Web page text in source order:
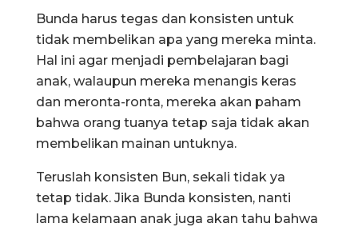
Bunda harus tegas dan konsisten untuk
tidak membelikan apa yang mereka minta.
Hal ini agar menjadi pembelajaran bagi
anak, walaupun mereka menangis keras
dan meronta-ronta, mereka akan paham
bahwa orang tuanya tetap saja tidak akan
membelikan mainan untuknya.
Teruslah konsisten Bun, sekali tidak ya
tetap tidak. Jika Bunda konsisten, nanti
lama kelamaan anak juga akan tahu bahwa